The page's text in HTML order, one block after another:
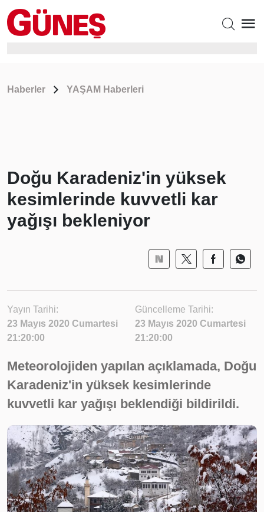
Haberler YAŞAM Haberleri
Doğu Karadeniz'in yüksek
kesimlerinde kuvvetli kar
yağışı bekleniyor
Yayın Tarihi:
23 Mayıs 2020 Cumartesi
21:20:00
Güncelleme Tarihi:
23 Mayıs 2020 Cumartesi
21:20:00
Meteorolojiden yapılan açıklamada, Doğu
Karadeniz'in yüksek kesimlerinde
kuvvetli kar yağışı beklendiği bildirildi.